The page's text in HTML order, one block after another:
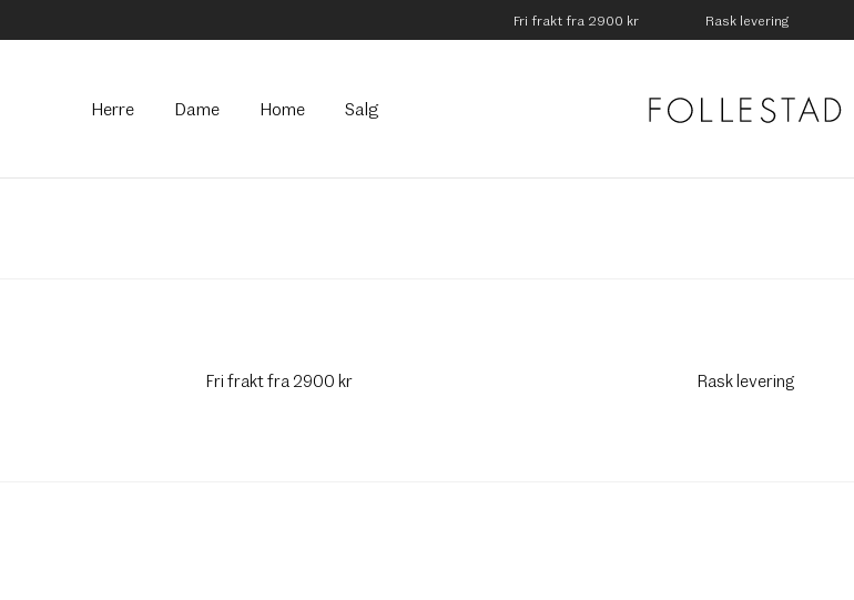
Fri frakt fra 2900 kr Rask levering
Hovedmeny
Herre Dame Home Salg
Fri frakt fra 2900 kr Rask levering